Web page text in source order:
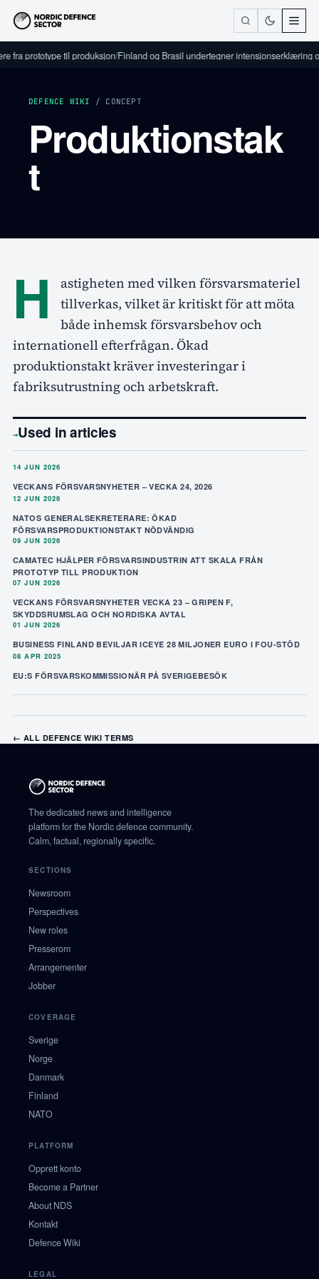
fra prototype til produksjon/Finland og Brasil undertegner intensjonserklæring
DEFENCE WIKI / CONCEPT
Produktionstak
t
H
astigheten med vilken försvarsmateriel
tillverkas, vilket är kritiskt för att möta
både inhemsk försvarsbehov och
internationell efterfrågan. Ökad
produktionstakt kräver investeringar i
fabriksutrustning och arbetskraft.
→Used in articles
14 JUN 2026
VECKANS FÖRSVARSNYHETER – VECKA 24, 2026
12 JUN 2026
NATOS GENERALSEKRETERARE: ÖKAD
FÖRSVARSPRODUKTIONSTAKT NÖDVÄNDIG
09 JUN 2026
CAMATEC HJÄLPER FÖRSVARSINDUSTRIN ATT SKALA FRÅN
PROTOTYP TILL PRODUKTION
07 JUN 2026
VECKANS FÖRSVARSNYHETER VECKA 23 – GRIPEN F,
SKYDDSRUMSLAG OCH NORDISKA AVTAL
01 JUN 2026
BUSINESS FINLAND BEVILJAR ICEYE 28 MILJONER EURO I FOU-STÖD
08 APR 2025
EU:S FÖRSVARSKOMMISSIONÄR PÅ SVERIGEBESÖK
← ALL DEFENCE WIKI TERMS
The dedicated news and intelligence
platform for the Nordic defence community.
Calm, factual, regionally specific.
SECTIONS
Newsroom
Perspectives
New roles
Presserom
Arrangementer
Jobber
COVERAGE
Sverige
Norge
Danmark
Finland
NATO
PLATFORM
Opprett konto
Become a Partner
About NDS
Kontakt
Defence Wiki
LEGAL